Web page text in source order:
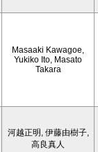
Masaaki Kawagoe,
Yukiko Ito, Masato
Takara
河越正明, 伊藤由樹子,
高良真人